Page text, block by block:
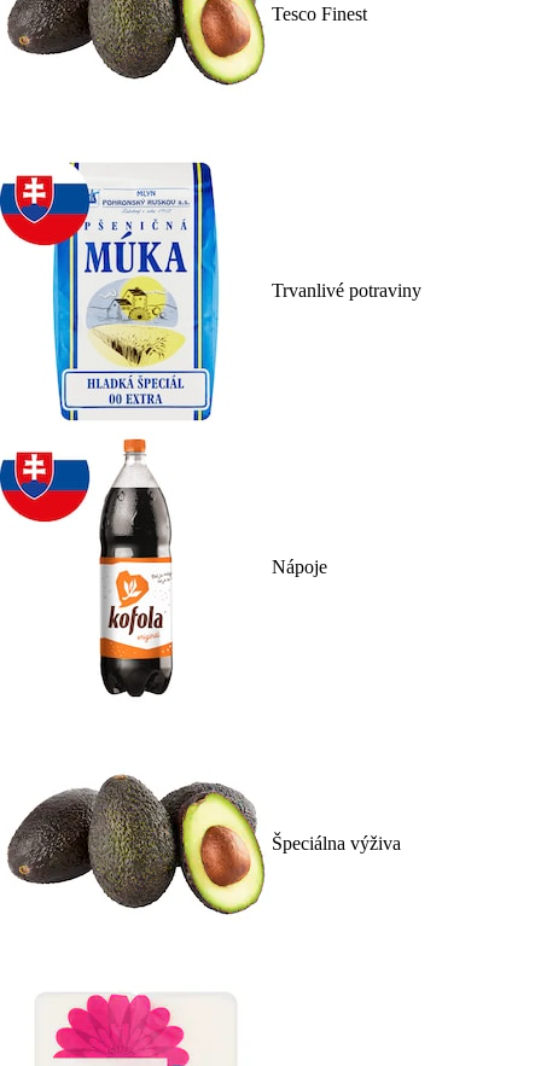
Tesco Finest
Trvanlivé potraviny
Nápoje
Špeciálna výživa